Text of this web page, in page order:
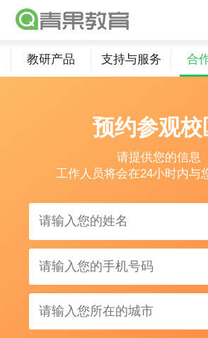
教研产品 支持与服务 合
预约参观校
请提供您的信息
工作人员将会在24小时内与